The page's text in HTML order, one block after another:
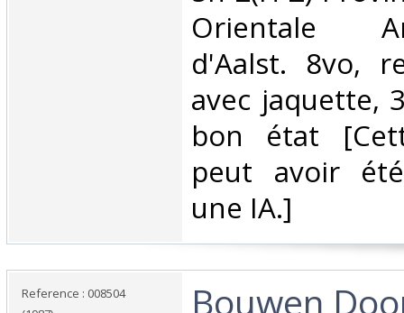
Orientale
d'Aalst. 8vo,
avec jaquette,
bon état
peut avoir
une IA.]‎
Reference : 008504
‎Bouwen